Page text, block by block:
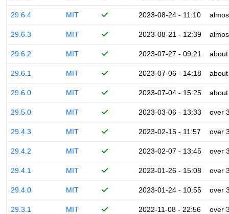
29.6.4 MIT 2023-08-24 - 11:10
29.6.3 MIT 2023-08-21 - 12:39
29.6.2 MIT 2023-07-27 - 09:21
29.6.1 MIT 2023-07-06 - 14:18
29.6.0 MIT 2023-07-04 - 15:25
29.5.0 MIT 2023-03-06 - 13:33 over
29.4.3 MIT 2023-02-15 - 11:57 over
29.4.2 MIT 2023-02-07 - 13:45 over
29.4.1 MIT 2023-01-26 - 15:08 over
29.4.0 MIT 2023-01-24 - 10:55 over
29.3.1 MIT 2022-11-08 - 22:56 over